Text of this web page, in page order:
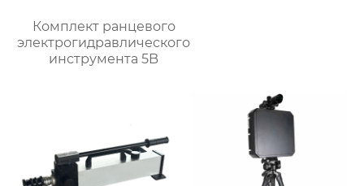
Комплект ранцевого
электрогидравлического
инструмента 5B